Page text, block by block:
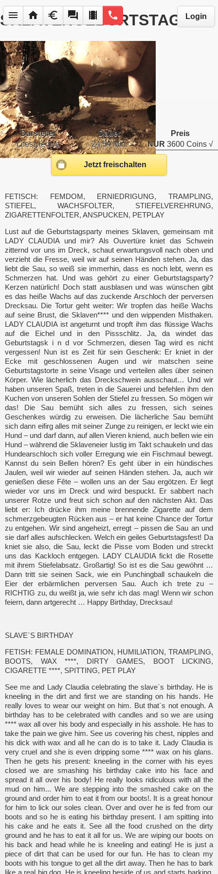
menu home euro forum local_movies phone Login
SKLAVENGEBURTSTAG
Darsteller Dauer
Preis
Lifestylediva
24:54 Min. NUR 3600 Coins √
Jetzt freischalten
FETISCH: FEMDOM, ERNIEDRIGUNG, TRAMPLING,
STIEFEL, WACHSFOLTER, STIEFELVEREHRUNG,
ZIGARETTENFOLTER, ANSPUCKEN, PETPLAY
Lust auf die Geburtstagsparty meines Sklaven, gemeinsam mit
LADY CLAUDIA und mir? Als Ouvertüre kniet das Schwein
zitternd vor uns im Dreck, schaut erwartungsvoll nach oben und
verzieht die Fresse, weil wir auf seinen Händen stehen. Ja, das
liebt die Sau, so weiß sie immerhin, dass es noch lebt, wenn es
Schmerzen hat. Und was gehört zu einer Geburtstagsparty?
Kerzen natürlich! Doch statt ausblasen und was wünschen gibt
es das heiße Wachs auf das zuckende Arschloch der perversen
Drecksau. Die Tortur geht weiter: Wir tropfen das heiße Wachs
auf seine Brust, die Sklaven**** und den wippenden Misthaken.
LADY CLAUDIA ist angeturnt und tropft ihm das flüssige Wachs
auf die Eichel und in den Pissschlitz. Ja, da windet das
Geburtstagsk i n d vor Schmerzen, diesen Tag wird es nicht
vergessen! Nun ist es Zeit für sein Geschenk: Er kniet in der
Ecke mit geschlossenen Augen und wir matschen seine
Geburtstagstorte in seine Visage und verteilen alles über seinen
Körper. Wie lächerlich das Dreckschwein ausschaut… Und wir
haben unseren Spaß, treten in die Sauerei und befehlen ihm den
Kuchen von unseren Sohlen der Stiefel zu fressen. So mögen wir
das! Die Sau bemüht sich alles zu fressen, sich seines
Geschenkes würdig zu erweisen. Die lächerliche Sau bemüht
sich dann eifirg alles mit seiner Zunge zu reinigen, er leckt wie ein
Hund – und darf dann, auf allen Vieren kniend, auch bellen wie ein
Hund – während die Sklaveneier lustig im Takt schaukeln und das
Hundearschloch sich voller Erregung wie ein Fischmaul bewegt.
Kannst du sein Bellen hören? Es geht über in ein hündisches
Jaulen, weil wir wieder auf seinen Händen stehen. Ja, auch wir
genießen diese Fête – wollen uns an der Sau ergötzen. Er liegt
wieder vor uns im Dreck und wird bespuckt. Er sabbert nach
unserer Rotze und freut sich schon auf den nächsten Akt. Das
liebt er: Ich drücke ihm meine brennende Zigarette auf dem
schmerzgebeugten Rücken aus – er hat keine Chance der Tortur
zu entgehen. Wir sind angeheizt, erregt – pissen die Sau an und
sie darf alles aufschlecken. Welch ein geiles Geburtstagsfest! Da
kniet sie also, die Sau, leckt die Pisse vom Boden und streckt
uns das Kackloch entgegen. LADY CLAUDIA fickt die Rosette
mit ihrem Stiefelabsatz. Großartig! So ist es die Sau gewöhnt …
Dann tritt sie seinen Sack, wie ein Punchingball schaukeln die
Eier der erbärmlichen perversen Sau. Auch ich trete zu –
RICHTIG zu, du weißt ja, wie sehr ich das mag! Wenn wir schon
feiern, dann artgerecht … Happy Birthday, Drecksau!
SLAVE`S BIRTHDAY
FETISH: FEMALE DOMINATION, HUMILIATION, TRAMPLING,
BOOTS, WAX ****, DIRTY GAMES, BOOT LICKING,
CIGARETTE ****, SPITTING, PET PLAY
See me and Lady Claudia celebrating the slave`s birthday. He is
kneeling in the dirt and first we are standing on his hands. He
really loves to wear our weight on him. But that`s not enough. A
birthday has to be celebrated with candles and so we are using
**** wax all over his body and especially in his asshole. He has to
take the pain we give him. See us covering his chest, nipples and
his dick with wax and all he can do is to take it. Lady Claudia is
very cruel and she is even dripping some **** wax on his glans.
Then he gets his present: kneeling in the corner with his eyes
closed we are smashing his birthday cake into his face and
spread it all over his body! He really looks ridiculous with all the
mud on him... We are stepping into the smashed cake on the
ground and order him to eat it from our boots!. It is a great honour
for him to lick our soles clean. Over and over he is fed from our
boots and so he is eating his birthday present. I am spitting into
his cake and he eats it. See all the food crushed on the dirty
ground and he has to eat it all for us. We are wiping our boots on
his back and head while he is kneeling and eating! He is just a
piece of dirt that can be used for our fun. He has to clean my
boots with his tongue to get all the dirt away. Then he has to bark